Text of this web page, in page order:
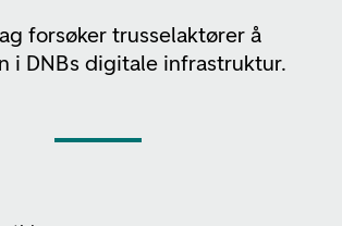
forsøker trusselaktører å
i DNBs digitale infrastruktur.